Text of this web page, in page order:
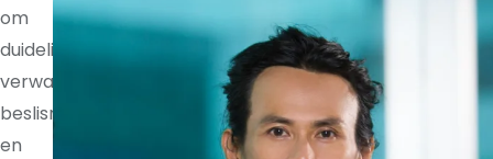
om
duidelijke
verwachtingen,
beslisrechten
en